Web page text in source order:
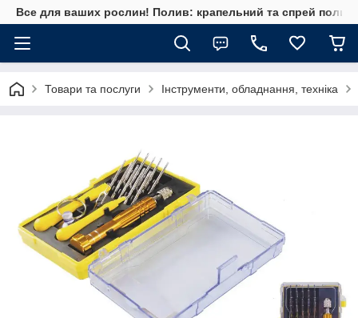
Все для ваших рослин! Полив: крапельний та спрей полив,
Товари та послуги Інструменти, обладнання, техніка